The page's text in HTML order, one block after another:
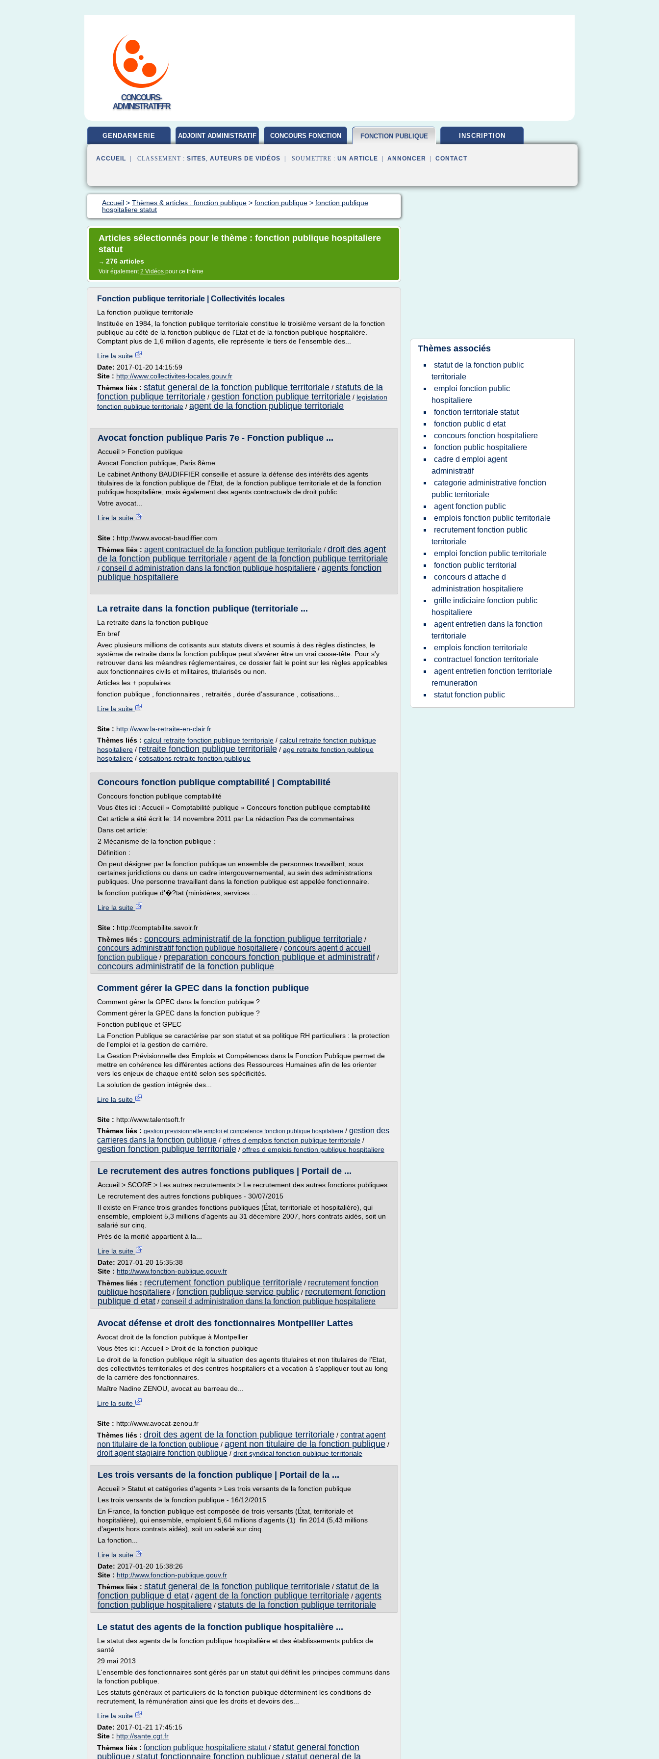
CONCOURS-
ADMINISTRATIF.FR
GENDARMERIE ADJOINT ADMINISTRATIF CONCOURS FONCTION
PUBLIQUE D ETAT 2016
FONCTION PUBLIQUE INSCRIPTION
ACCUEIL | CLASSEMENT : SITES, AUTEURS DE VIDÉOS | SOUMETTRE : UN ARTICLE ANNONCER CONTACT
Accueil > Thèmes & articles : fonction publique > fonction publique > fonction publique
hospitaliere statut
Articles sélectionnés pour le thème : fonction publique hospitaliere
statut
→ 276 articles
Voir également2 Vidéos pour ce thème
Fonction publique territoriale | Collectivités locales
La fonction publique territoriale
Instituée en 1984, la fonction publique territoriale constitue le troisième versant de la fonction
publique au côté de la fonction publique de l'Etat et de la fonction publique hospitalière.
Comptant plus de 1,6 million d'agents, elle représente le tiers de l'ensemble des...
Lire la suite
Date: 2017-01-20 14:15:59
Site : http://www.collectivites-locales.gouv.fr
Thèmes liés : statut general de la fonction publique territoriale / statuts de la
fonction publique territoriale / gestion fonction publique territoriale / legislation
fonction publique territoriale / agent de la fonction publique territoriale
Avocat fonction publique Paris 7e - Fonction publique ...
Accueil > Fonction publique
Avocat Fonction publique, Paris 8ème
Le cabinet Anthony BAUDIFFIER conseille et assure la défense des intérêts des agents
titulaires de la fonction publique de l'Etat, de la fonction publique territoriale et de la fonction
publique hospitalière, mais également des agents contractuels de droit public.
Votre avocat...
Lire la suite
Site : http://www.avocat-baudiffier.com
Thèmes liés : agent contractuel de la fonction publique territoriale / droit des agent
de la fonction publique territoriale / agent de la fonction publique territoriale
/ conseil d administration dans la fonction publique hospitaliere / agents fonction
publique hospitaliere
La retraite dans la fonction publique (territoriale ...
La retraite dans la fonction publique
En bref
Avec plusieurs millions de cotisants aux statuts divers et soumis à des règles distinctes, le
système de retraite dans la fonction publique peut s'avérer être un vrai casse-tête. Pour s'y
retrouver dans les méandres réglementaires, ce dossier fait le point sur les règles applicables
aux fonctionnaires civils et militaires, titularisés ou non.
Articles les + populaires
fonction publique , fonctionnaires , retraités , durée d'assurance , cotisations...
Lire la suite
Site : http://www.la-retraite-en-clair.fr
Thèmes liés : calcul retraite fonction publique territoriale / calcul retraite fonction publique
hospitaliere / retraite fonction publique territoriale / age retraite fonction publique
hospitaliere / cotisations retraite fonction publique
Concours fonction publique comptabilité | Comptabilité
Concours fonction publique comptabilité
Vous êtes ici : Accueil » Comptabilité publique » Concours fonction publique comptabilité
Cet article a été écrit le: 14 novembre 2011 par La rédaction Pas de commentaires
Dans cet article:
2 Mécanisme de la fonction publique :
Définition :
On peut désigner par la fonction publique un ensemble de personnes travaillant, sous
certaines juridictions ou dans un cadre intergouvernemental, au sein des administrations
publiques. Une personne travaillant dans la fonction publique est appelée fonctionnaire.
la fonction publique d'�?tat (ministères, services ...
Lire la suite
Site : http://comptabilite.savoir.fr
Thèmes liés : concours administratif de la fonction publique territoriale /
concours administratif fonction publique hospitaliere / concours agent d accueil
fonction publique / preparation concours fonction publique et administratif /
concours administratif de la fonction publique
Comment gérer la GPEC dans la fonction publique
Comment gérer la GPEC dans la fonction publique ?
Comment gérer la GPEC dans la fonction publique ?
Fonction publique et GPEC
La Fonction Publique se caractérise par son statut et sa politique RH particuliers : la protection
de l'emploi et la gestion de carrière.
La Gestion Prévisionnelle des Emplois et Compétences dans la Fonction Publique permet de
mettre en cohérence les différentes actions des Ressources Humaines afin de les orienter
vers les enjeux de chaque entité selon ses spécificités.
La solution de gestion intégrée des...
Lire la suite
Site : http://www.talentsoft.fr
Thèmes liés : gestion previsionnelle emploi et competence fonction publique hospitaliere / gestion des
carrieres dans la fonction publique / offres d emplois fonction publique territoriale /
gestion fonction publique territoriale / offres d emplois fonction publique hospitaliere
Le recrutement des autres fonctions publiques | Portail de ...
Accueil > SCORE > Les autres recrutements > Le recrutement des autres fonctions publiques
Le recrutement des autres fonctions publiques - 30/07/2015
Il existe en France trois grandes fonctions publiques (État, territoriale et hospitalière), qui
ensemble, emploient 5,3 millions d'agents au 31 décembre 2007, hors contrats aidés, soit un
salarié sur cinq.
Près de la moitié appartient à la...
Lire la suite
Date: 2017-01-20 15:35:38
Site : http://www.fonction-publique.gouv.fr
Thèmes liés : recrutement fonction publique territoriale / recrutement fonction
publique hospitaliere / fonction publique service public / recrutement fonction
publique d etat / conseil d administration dans la fonction publique hospitaliere
Avocat défense et droit des fonctionnaires Montpellier Lattes
Avocat droit de la fonction publique à Montpellier
Vous êtes ici : Accueil > Droit de la fonction publique
Le droit de la fonction publique régit la situation des agents titulaires et non titulaires de l'Etat,
des collectivités territoriales et des centres hospitaliers et a vocation à s'appliquer tout au long
de la carrière des fonctionnaires.
Maître Nadine ZENOU, avocat au barreau de...
Lire la suite
Site : http://www.avocat-zenou.fr
Thèmes liés : droit des agent de la fonction publique territoriale / contrat agent
non titulaire de la fonction publique / agent non titulaire de la fonction publique /
droit agent stagiaire fonction publique / droit syndical fonction publique territoriale
Les trois versants de la fonction publique | Portail de la ...
Accueil > Statut et catégories d'agents > Les trois versants de la fonction publique
Les trois versants de la fonction publique - 16/12/2015
En France, la fonction publique est composée de trois versants (État, territoriale et
hospitalière), qui ensemble, emploient 5,64 millions d'agents (1) fin 2014 (5,43 millions
d'agents hors contrats aidés), soit un salarié sur cinq.
La fonction...
Lire la suite
Date: 2017-01-20 15:38:26
Site : http://www.fonction-publique.gouv.fr
Thèmes liés : statut general de la fonction publique territoriale / statut de la
fonction publique d etat / agent de la fonction publique territoriale / agents
fonction publique hospitaliere / statuts de la fonction publique territoriale
Le statut des agents de la fonction publique hospitalière ...
Le statut des agents de la fonction publique hospitalière et des établissements publics de
santé
29 mai 2013
L'ensemble des fonctionnaires sont gérés par un statut qui définit les principes communs dans
la fonction publique.
Les statuts généraux et particuliers de la fonction publique déterminent les conditions de
recrutement, la rémunération ainsi que les droits et devoirs des...
Lire la suite
Date: 2017-01-21 17:45:15
Site : http://sante.cgt.fr
Thèmes liés : fonction publique hospitaliere statut/ statut general fonction
publique / statut fonctionnaire fonction publique / statut general de la
Thèmes associés
statut de la fonction public
territoriale
emploi fonction public
hospitaliere
fonction territoriale statut
fonction public d etat
concours fonction hospitaliere
fonction public hospitaliere
cadre d emploi agent
administratif
categorie administrative fonction
public territoriale
agent fonction public
emplois fonction public territoriale
recrutement fonction public
territoriale
emploi fonction public territoriale
fonction public territorial
concours d attache d
administration hospitaliere
grille indiciaire fonction public
hospitaliere
agent entretien dans la fonction
territoriale
emplois fonction territoriale
contractuel fonction territoriale
agent entretien fonction territoriale
remuneration
statut fonction public